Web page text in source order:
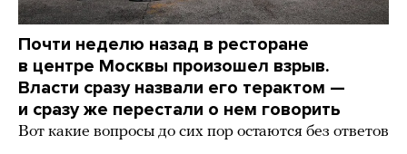
Почти неделю назад в ресторане
в центре Москвы произошел взрыв.
Власти сразу назвали его терактом —
и сразу же перестали о нем говорить
Вот какие вопросы до сих пор остаются без ответов